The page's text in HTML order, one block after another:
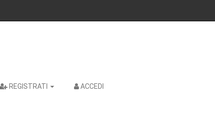
REGISTRATI ACCEDI